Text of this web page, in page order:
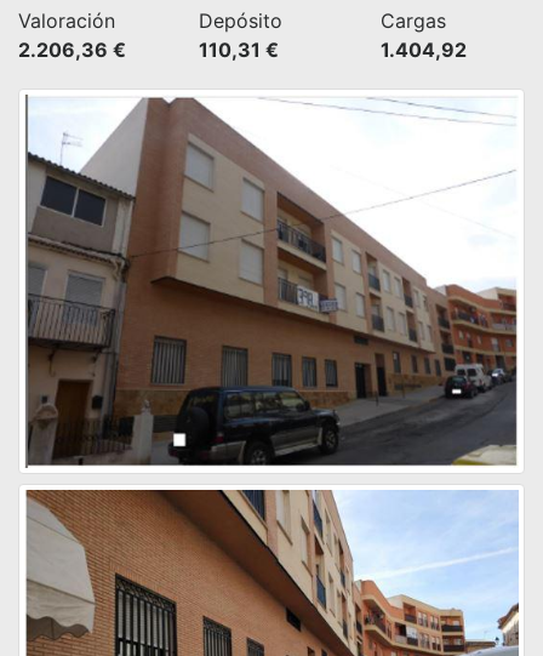
Valoración
2.206,36 €
Depósito
110,31 €
Cargas
1.404,92 